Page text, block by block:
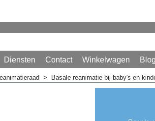
Diensten Contact Winkelwagen
> Basale reanimatie bij baby's en